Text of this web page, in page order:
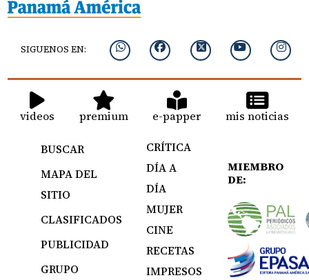
SIGUENOS EN:
videos premium e-papper mis noticias
BUSCAR
MAPA DEL
SITIO
CLASIFICADOS
PUBLICIDAD
GRUPO
CRÍTICA
DÍA A
DÍA
MUJER
CINE
RECETAS
IMPRESOS
MIEMBRO
DE: